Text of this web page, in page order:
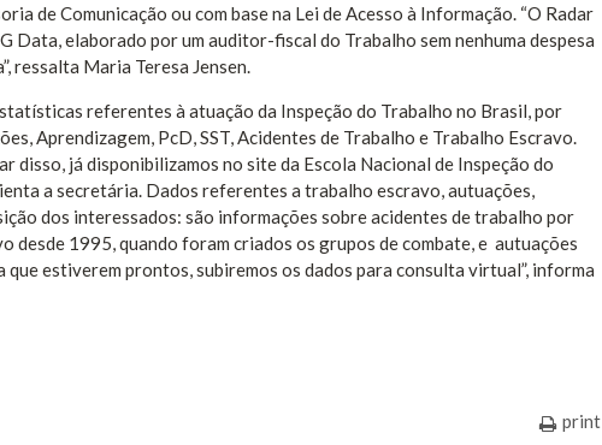
de Comunicação ou com base na Lei de Acesso à Informação. “O Radar
Data, elaborado por um auditor-fiscal do Trabalho sem nenhuma despesa
ressalta Maria Teresa Jensen.
referentes à atuação da Inspeção do Trabalho no Brasil, por
Aprendizagem, PcD, SST, Acidentes de Trabalho e Trabalho Escravo.
disso, já disponibilizamos no site da Escola Nacional de Inspeção do
a secretária. Dados referentes a trabalho escravo, autuações,
dos interessados: são informações sobre acidentes de trabalho por
desde 1995, quando foram criados os grupos de combate, e autuações
estiverem prontos, subiremos os dados para consulta virtual”, informa
print